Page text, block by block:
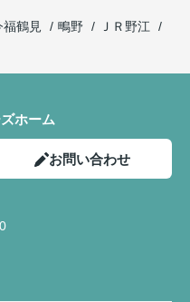
福鶴見 鴫野
ＪＲ野江
ホーム
お問い合わせ